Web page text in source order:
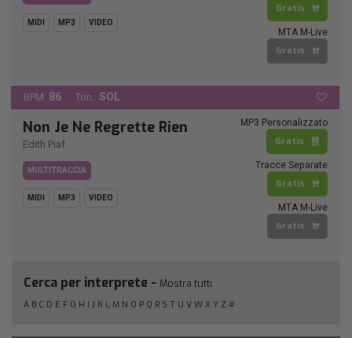
MIDI MP3 VIDEO
Gratis
MTA M-Live
Gratis
BPM: 86 Ton.: SOL
Non Je Ne Regrette Rien
Edith Piaf
MULTITRACCIA
MIDI MP3 VIDEO
MP3 Personalizzato
Gratis
Tracce Separate
Gratis
MTA M-Live
Gratis
Cerca per interprete - Mostra tutti
A B C D E F G H I J K L M N O P Q R S T U V W X Y Z #